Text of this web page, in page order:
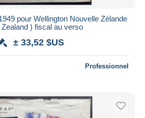
pour Wellington Nouvelle Zélande
) fiscal au verso
± 33,52 $US
Professionnel